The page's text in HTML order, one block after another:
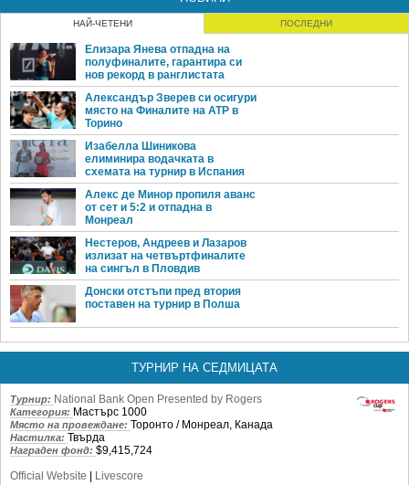
НАЙ-ЧЕТЕНИ ПОСЛЕДНИ
Елизара Янева отпадна на
полуфиналите, гарантира си
нов рекорд в ранглистата
Александър Зверев си осигури
място на Финалите на ATP в
Торино
Изабелла Шиникова
елиминира водачката в
схемата на турнир в Испания
Алекс де Минор пропиля аванс
от сет и 5:2 и отпадна в
Монреал
Нестеров, Андреев и Лазаров
излизат на четвъртфиналите
на сингъл в Пловдив
Донски отстъпи пред втория
поставен на турнир в Полша
ТУРНИР НА СЕДМИЦАТА
Турнир: National Bank Open Presented by Rogers
Категория: Мастърс 1000
Място на провеждане: Торонто / Монреал, Канада
Настилка: Твърда
Награден фонд: $9,415,724
Official Website | Livescore